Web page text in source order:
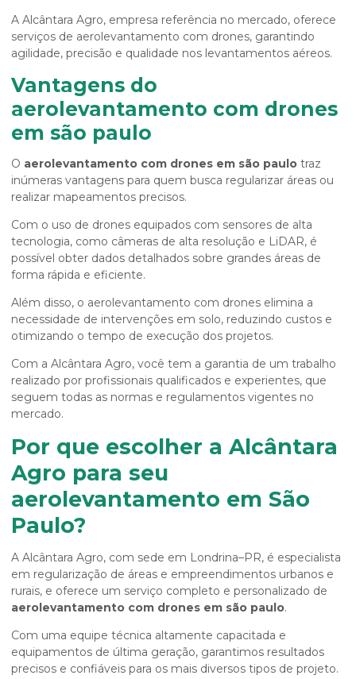
A Alcântara Agro, empresa referência no mercado, oferece
serviços de aerolevantamento com drones, garantindo
agilidade, precisão e qualidade nos levantamentos aéreos.
Vantagens do
aerolevantamento com drones
em são paulo
O aerolevantamento com drones em são paulo traz
inúmeras vantagens para quem busca regularizar áreas ou
realizar mapeamentos precisos.
Com o uso de drones equipados com sensores de alta
tecnologia, como câmeras de alta resolução e LiDAR, é
possível obter dados detalhados sobre grandes áreas de
forma rápida e eficiente.
Além disso, o aerolevantamento com drones elimina a
necessidade de intervenções em solo, reduzindo custos e
otimizando o tempo de execução dos projetos.
Com a Alcântara Agro, você tem a garantia de um trabalho
realizado por profissionais qualificados e experientes, que
seguem todas as normas e regulamentos vigentes no
mercado.
Por que escolher a Alcântara
Agro para seu
aerolevantamento em São
Paulo?
A Alcântara Agro, com sede em Londrina–PR, é especialista
em regularização de áreas e empreendimentos urbanos e
rurais, e oferece um serviço completo e personalizado de
aerolevantamento com drones em são paulo.
Com uma equipe técnica altamente capacitada e
equipamentos de última geração, garantimos resultados
precisos e confiáveis para os mais diversos tipos de projeto.